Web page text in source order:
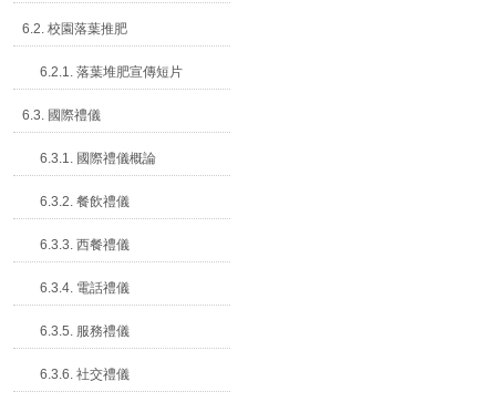
6.2. 校園落葉推肥
6.2.1. 落葉堆肥宣傳短片
6.3. 國際禮儀
6.3.1. 國際禮儀概論
6.3.2. 餐飲禮儀
6.3.3. 西餐禮儀
6.3.4. 電話禮儀
6.3.5. 服務禮儀
6.3.6. 社交禮儀